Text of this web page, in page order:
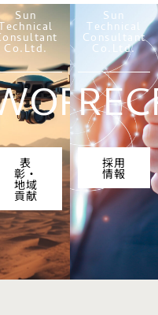
Sun
Co.Ltd.
表
彰・
地域
貢献
Sun
Technical
Consultant
Co.Ltd.
採用
情報